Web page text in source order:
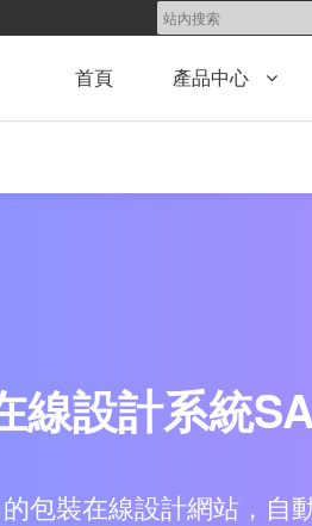
首頁 產品中心
線設計系統
包裝在線設計網站，自